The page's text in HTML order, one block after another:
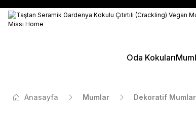
Oda Kokuları
Anasayfa Mumlar Dekoratif Mumlar